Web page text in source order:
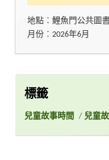
地點︰鯉魚門公共圖
月份︰2026年6月
標籤
兒童故事時間 / 兒童